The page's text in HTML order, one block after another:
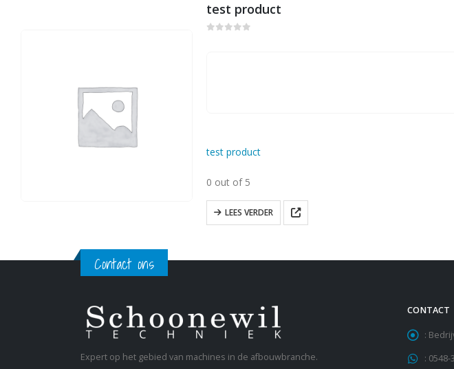
test product
test product
0 out of 5
LEES VERDER
Contact ons
Expert op het gebied van machines in de afbouwbranche.
CONTACT
:
: 0548-